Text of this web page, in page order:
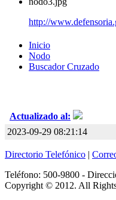
http://
Inicio
Nodo
Buscador Cruzado
Actualizado al:
2023-09-29 08:21:14
Directorio Telefónico |
Teléfono: 500-9800 -
Copyright © 2012. All